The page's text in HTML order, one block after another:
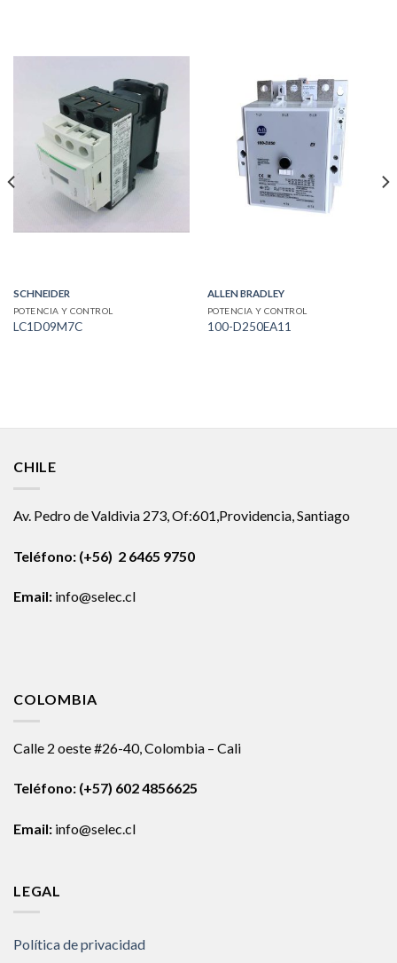
SCHNEIDER
POTENCIA Y CONTROL
LC1D09M7C
ALLEN BRADLEY
POTENCIA Y CONTROL
100-D250EA11
CHILE
Av. Pedro de Valdivia 273, Of:601,Providencia, Santiago
Teléfono: (+56) 2 6465 9750
Email: info@selec.cl
COLOMBIA
Calle 2 oeste #26-40, Colombia – Cali
Teléfono: (+57) 602 4856625
Email: info@selec.cl
LEGAL
Política de privacidad